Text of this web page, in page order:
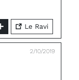
Le Ravi
2/10/2019